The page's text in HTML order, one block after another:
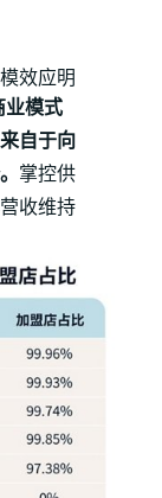
效应明
业模式
自于向
掌控供
收维持